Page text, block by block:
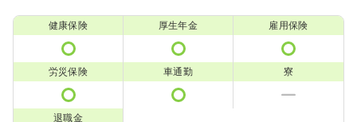
健康保険 厚生年金 雇用保険
労災保険 車通勤 寮
退職金